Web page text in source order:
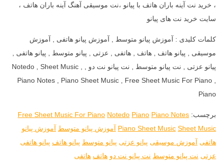
، خرید نت آینه باران هاتف با پیانو ،نت موسیقی آهنگ آینه باران هاتف ،
سایت خرید نت های پیانو
کلمات کلیدی : آموزش پیانو متوسط , آموزش پیانو هاتفی , آموزش
موسیقی , پیانو هاتف , هاتف , هاتفی , عزتی , پیانو متوسط , پیانو هاتفی ,
پیانو عزتی , نت پیانو متوسط , نت پیانو نت دو , Notedo , Sheet Music ,
Piano Notes , Piano Sheet Music , Free Sheet Music For Piano ,
Piano
برچسب: Free Sheet Music For Piano Notedo Piano Piano Notes
Piano Sheet Music Sheet Music آموزش پیانو متوسط آموزش پیانو
هاتفی آموزش موسیقی پیانو عزتی پیانو متوسط پیانو هاتف پیانو هاتفی
عزتی نت پیانو متوسط نت پیانو نت دو هاتف هاتفی